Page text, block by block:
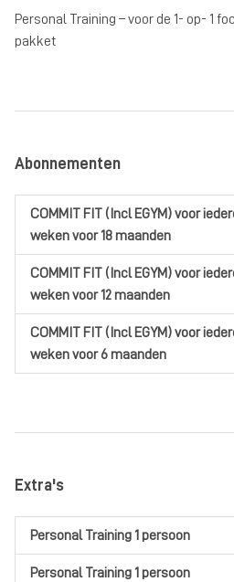
Personal Training – voor de 1- op- 1
pakket
Abonnementen
COMMIT FIT (Incl EGYM)voor
wekenvoor 18 maanden
COMMIT FIT (Incl EGYM)voor
wekenvoor 12 maanden
COMMIT FIT (Incl EGYM)voor
wekenvoor 6 maanden
Extra's
Personal Training 1 persoon
Personal Training 1 persoon